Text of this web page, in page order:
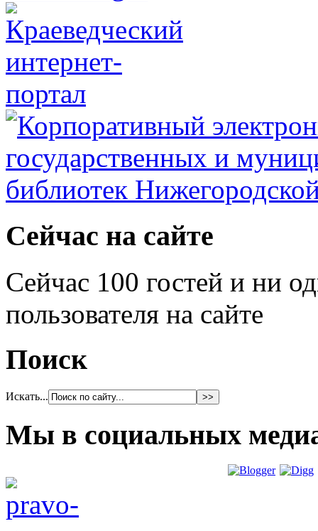
Сейчас на сайте
Сейчас 100 гостей и ни
пользователя на сайте
Поиск
Искать...
Мы в социальных